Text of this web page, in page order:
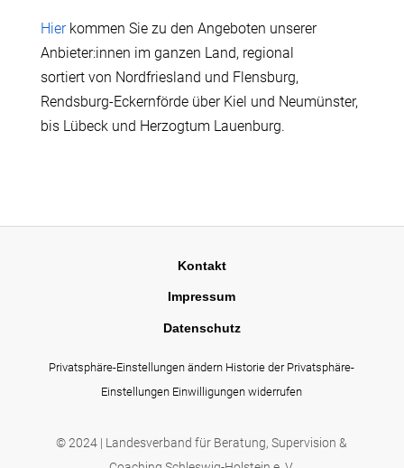
Hierkommen Sie zu den Angeboten unserer
Anbieter:innen im ganzen Land, regional
sortiert von Nordfriesland und Flensburg,
Rendsburg-Eckernförde über Kiel und Neumünster,
bis Lübeck und Herzogtum Lauenburg.
Kontakt
Impressum
Datenschutz
Privatsphäre-Einstellungen ändern Historie der Privatsphäre-
Einstellungen Einwilligungen widerrufen
© 2024 | Landesverband für Beratung, Supervision &